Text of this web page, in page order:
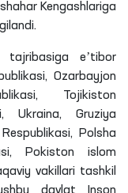
Kengashlariga
tajribasiga eʼtibor
Ozarbayjon
Tojikiston
Ukraina, Gruziya
Polsha
Pokiston islom
vakillari tashkil